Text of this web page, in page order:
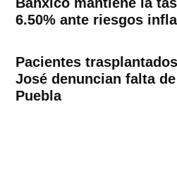
6.50% ante riesgos
Pacientes
José denuncian falta
Puebla